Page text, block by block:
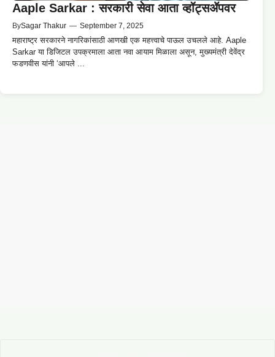
Aaple Sarkar : सरकारी सेवा आता व्हॉट्सॲपवर
BySagar Thakur — September 7, 2025
महाराष्ट्र सरकारने नागरिकांसाठी आणखी एक महत्त्वाचे पाऊल उचलले आहे. Aaple
Sarkar या डिजिटल उपक्रमाला आता नवा आयाम मिळाला असून, मुख्यमंत्री देवेंद्र
फडणवीस यांनी ‘आपले ...